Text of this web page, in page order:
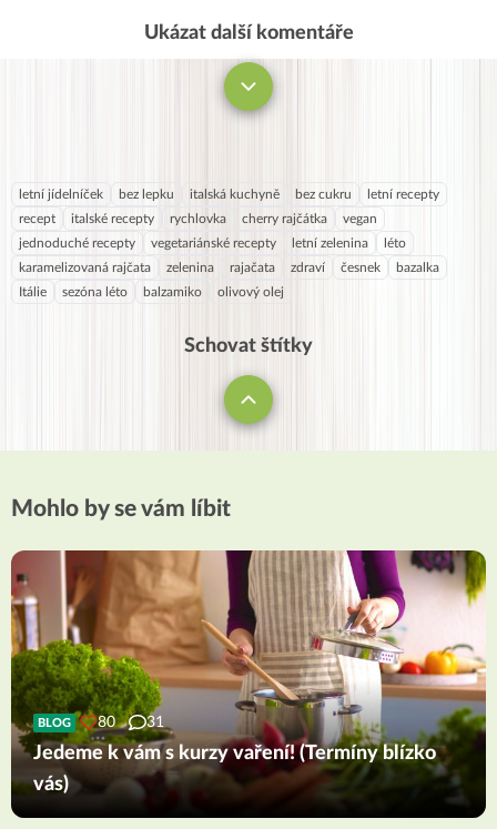
Ukázat další komentáře
letní jídelníček bez lepku italská kuchyně bez cukru
letní recepty
recept
italské recepty rychlovka cherry rajčátka
vegan
jednoduché recepty
vegetariánské recepty letní zelenina
léto
karamelizovaná rajčata
zelenina rajačata zdraví česnek
bazalka
Itálie
sezóna léto balzamiko olivový olej
Schovat štítky
Mohlo by se vám líbit
BLOG 80 31
Jedeme k vám s kurzy vaření! (Termíny blízko
vás)